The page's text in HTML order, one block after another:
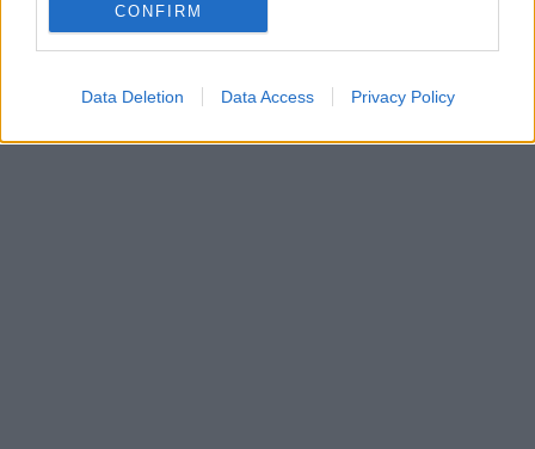
CONFIRM
Data Deletion Data Access Privacy Policy